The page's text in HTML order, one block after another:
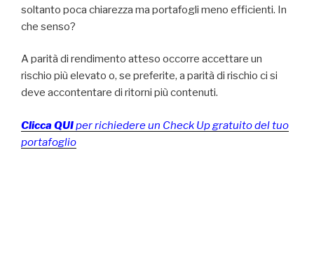
soltanto poca chiarezza ma portafogli meno efficienti. In
che senso?
A parità di rendimento atteso occorre accettare un
rischio più elevato o, se preferite, a parità di rischio ci si
deve accontentare di ritorni più contenuti.
Clicca QUIper richiedere un Check Up gratuito del tuo
portafoglio